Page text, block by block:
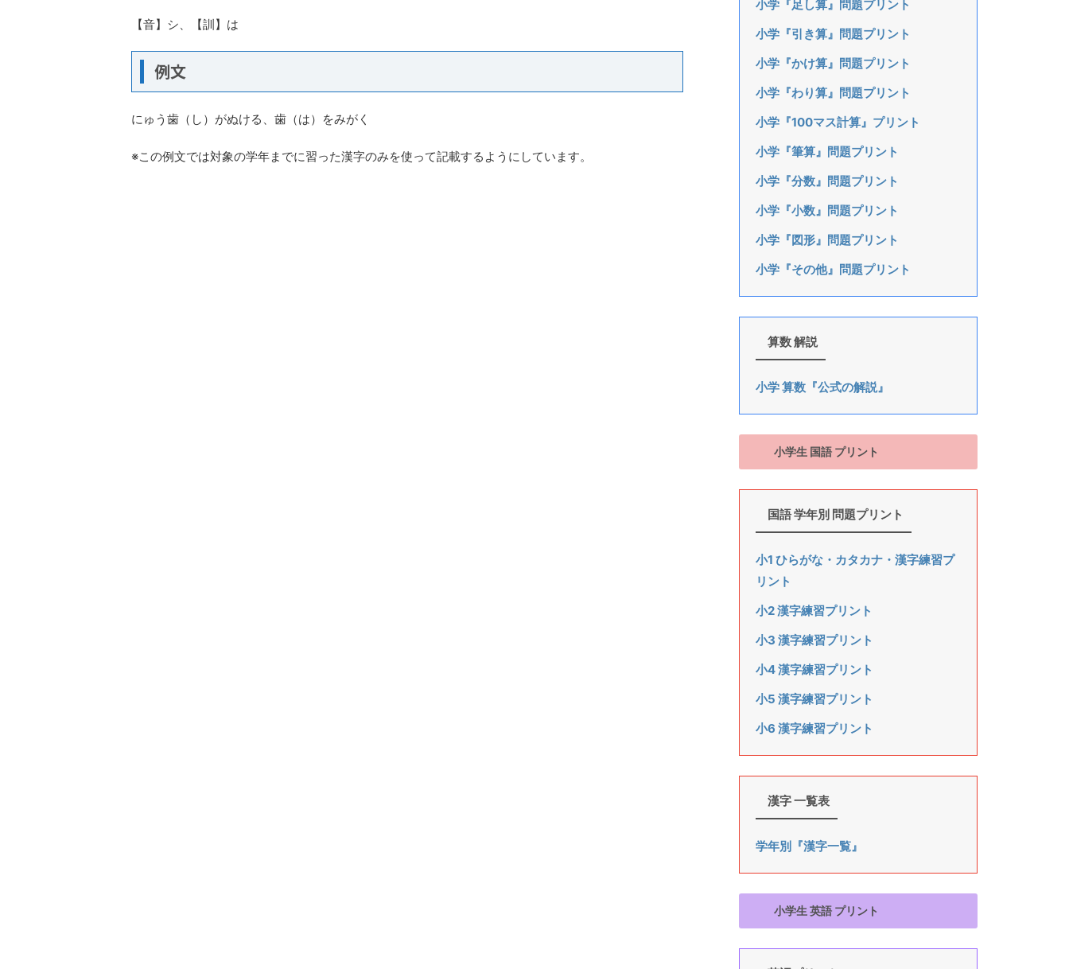
【音】シ、【訓】は
例文
にゅう歯（し）がぬける、歯（は）をみがく
※この例文では対象の学年までに習った漢字のみを使って記載するようにしています。
小学『足し算』問題プリント
小学『引き算』問題プリント
小学『かけ算』問題プリント
小学『わり算』問題プリント
小学『100マス計算』プリント
小学『筆算』問題プリント
小学『分数』問題プリント
小学『小数』問題プリント
小学『図形』問題プリント
小学『その他』問題プリント
算数 解説
小学 算数『公式の解説』
小学生 国語 プリント
国語 学年別 問題プリント
小1 ひらがな・カタカナ・漢字練習プ
リント
小2 漢字練習プリント
小3 漢字練習プリント
小4 漢字練習プリント
小5 漢字練習プリント
小6 漢字練習プリント
漢字 一覧表
学年別『漢字一覧』
小学生 英語 プリント